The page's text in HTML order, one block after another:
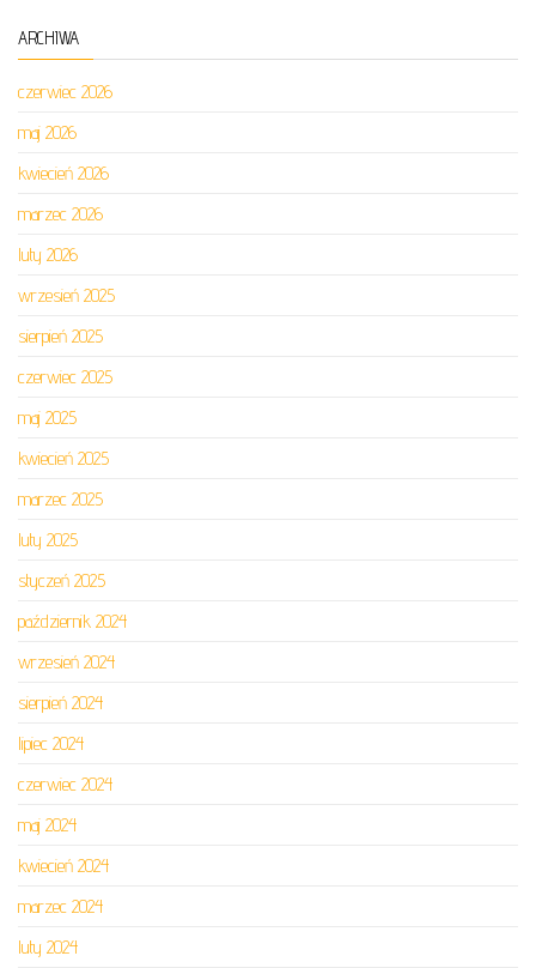
ARCHIWA
czerwiec 2026
maj 2026
kwiecień 2026
marzec 2026
luty 2026
wrzesień 2025
sierpień 2025
czerwiec 2025
maj 2025
kwiecień 2025
marzec 2025
luty 2025
styczeń 2025
październik 2024
wrzesień 2024
sierpień 2024
lipiec 2024
czerwiec 2024
maj 2024
kwiecień 2024
marzec 2024
luty 2024